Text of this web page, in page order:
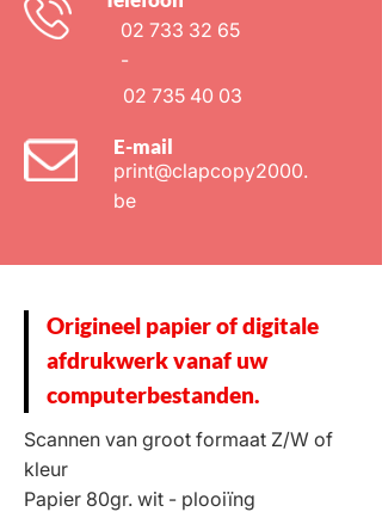
02 733 32 65
-
02 735 40 03
E-mail
print@clapcopy2000.
be
Origineel papier of digitale
afdrukwerk vanaf uw
computerbestanden.
Scannen van groot formaat Z/W of
kleur
Papier 80gr. wit - plooiïng